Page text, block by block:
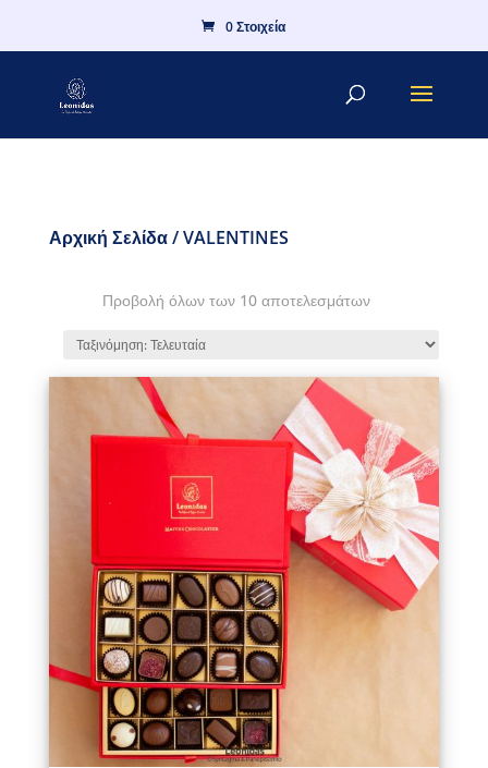
0 Στοιχεία
Αρχική Σελίδα/ VALENTINES
Προβολή όλων των 10 αποτελεσμάτων